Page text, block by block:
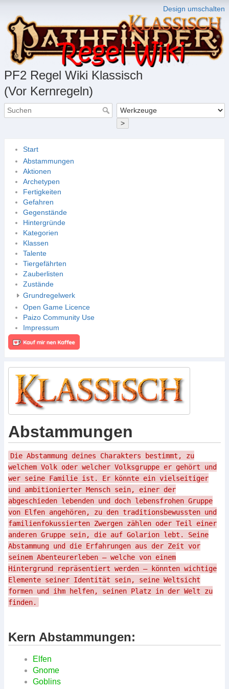
Design umschalten
PF2 Regel Wiki Klassisch
(Vor Kernregeln)
>
Start
Abstammungen
Aktionen
Archetypen
Fertigkeiten
Gefahren
Gegenstände
Hintergründe
Kategorien
Klassen
Talente
Tiergefährten
Zauberlisten
Zustände
Grundregelwerk
Open Game Licence
Paizo Community Use
Impressum
Abstammungen
Die Abstammung deines Charakters bestimmt, zu
welchem Volk oder welcher Volksgruppe er gehört und
wer seine Familie ist. Er könnte ein vielseitiger
und ambitionierter Mensch sein, einer der
abgeschieden lebenden und doch lebensfrohen Gruppe
von Elfen angehören, zu den traditionsbewussten und
familienfokussierten Zwergen zählen oder Teil einer
anderen Gruppe sein, die auf Golarion lebt. Seine
Abstammung und die Erfahrungen aus der Zeit vor
seinem Abenteurerleben – welche von einem
Hintergrund repräsentiert werden – könnten wichtige
Elemente seiner Identität sein, seine Weltsicht
formen und ihm helfen, seinen Platz in der Welt zu
finden.
Kern Abstammungen:
Elfen
Gnome
Goblins